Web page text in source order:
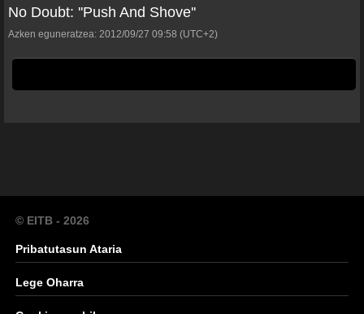
No Doubt: ''Push And Shove''
Azken eguneratzea: 2012/09/27 09:58 (UTC+2)
© EITB - 2026
Pribatutasun Ataria
Lege Oharra